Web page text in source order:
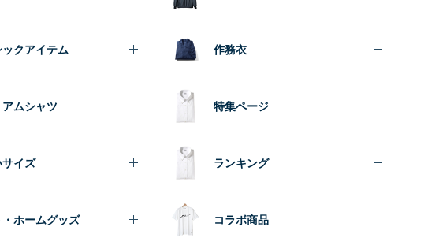
クアイテム
アムシャツ
イズ
・ホームグッズ
作務衣
特集ページ
ランキング
コラボ商品